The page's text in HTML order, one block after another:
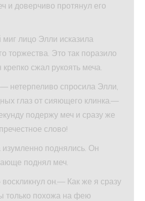
и доверчиво протянул его
лицо Элли исказила
торжества. Это так поразило
крепко сжал рукоять меча.
нетерпеливо спросила Элли,
глаз от сияющего клинка.—
подержу меч и сразу же
слово!
поднялись. Он
поднял меч.
он.— Как же я сразу
только похожа на фею